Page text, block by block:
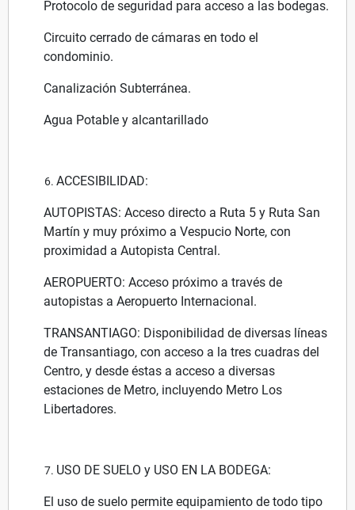
Protocolo de seguridad para acceso a las bodegas.
Circuito cerrado de cámaras en todo el
condominio.
Canalización Subterránea.
Agua Potable y alcantarillado
ACCESIBILIDAD:
AUTOPISTAS: Acceso directo a Ruta 5 y Ruta San
Martín y muy próximo a Vespucio Norte, con
proximidad a Autopista Central.
AEROPUERTO: Acceso próximo a través de
autopistas a Aeropuerto Internacional.
TRANSANTIAGO: Disponibilidad de diversas líneas
de Transantiago, con acceso a la tres cuadras del
Centro, y desde éstas a acceso a diversas
estaciones de Metro, incluyendo Metro Los
Libertadores.
USO DE SUELO y USO EN LA BODEGA:
El uso de suelo permite equipamiento de todo tipo